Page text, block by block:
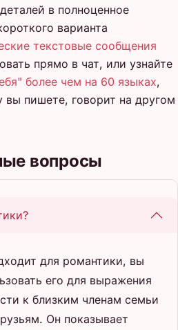
в полноценное
варианта
текстовые сообщения
прямо в чат, или узнайте
более чем на 60 языках,
вы пишете, говорит на другом
вопросы
для романтики, вы
его для выражения
к близким членам семьи
Он показывает